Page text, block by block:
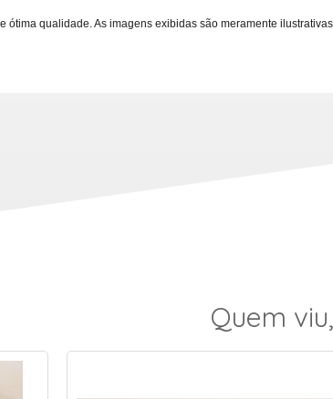
ótima qualidade. As imagens exibidas são meramente ilustrativas
Quem